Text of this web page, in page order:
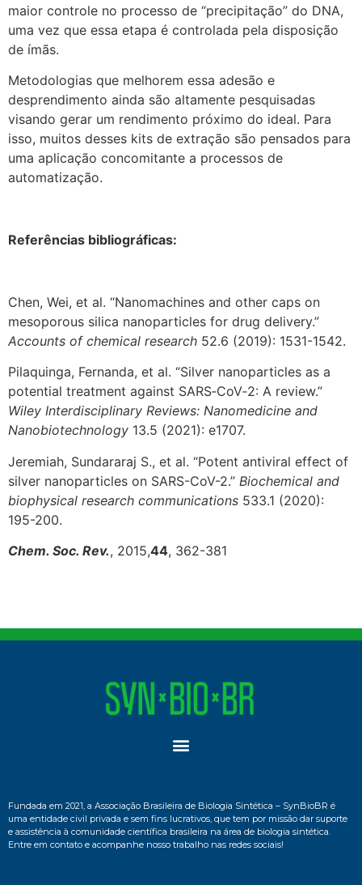
maior controle no processo de “precipitação” do DNA,
uma vez que essa etapa é controlada pela disposição
de ímãs.
Metodologias que melhorem essa adesão e
desprendimento ainda são altamente pesquisadas
visando gerar um rendimento próximo do ideal. Para
isso, muitos desses kits de extração são pensados para
uma aplicação concomitante a processos de
automatização.
Referências bibliográficas:
Chen, Wei, et al. “Nanomachines and other caps on
mesoporous silica nanoparticles for drug delivery.”
Accounts of chemical research 52.6 (2019): 1531-1542.
Pilaquinga, Fernanda, et al. “Silver nanoparticles as a
potential treatment against SARS‐CoV‐2: A review.”
Wiley Interdisciplinary Reviews: Nanomedicine and
Nanobiotechnology 13.5 (2021): e1707.
Jeremiah, Sundararaj S., et al. “Potent antiviral effect of
silver nanoparticles on SARS-CoV-2.” Biochemical and
biophysical research communications 533.1 (2020):
195-200.
Chem. Soc. Rev., 2015,44, 362-381
Fundada em 2021, a Associação Brasileira de Biologia Sintética – SynBioBR é
uma entidade civil privada e sem fins lucrativos, que tem por missão dar suporte
e assistência à comunidade científica brasileira na área de biologia sintética.
Entre em contato e acompanhe nosso trabalho nas redes sociais!